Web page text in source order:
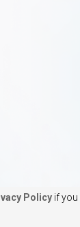
Policyif you